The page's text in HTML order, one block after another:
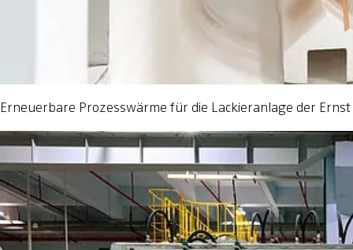
Erneuerbare Prozesswärme für die Lackieranlage der Ernst